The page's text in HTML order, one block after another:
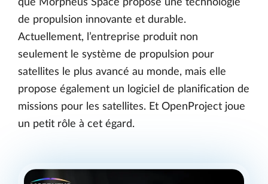
de propulsion innovante et durable.
Actuellement, l’entreprise produit non
seulement le système de propulsion pour
satellites le plus avancé au monde, mais elle
propose également un logiciel de planification de
missions pour les satellites. Et OpenProject joue
un petit rôle à cet égard.